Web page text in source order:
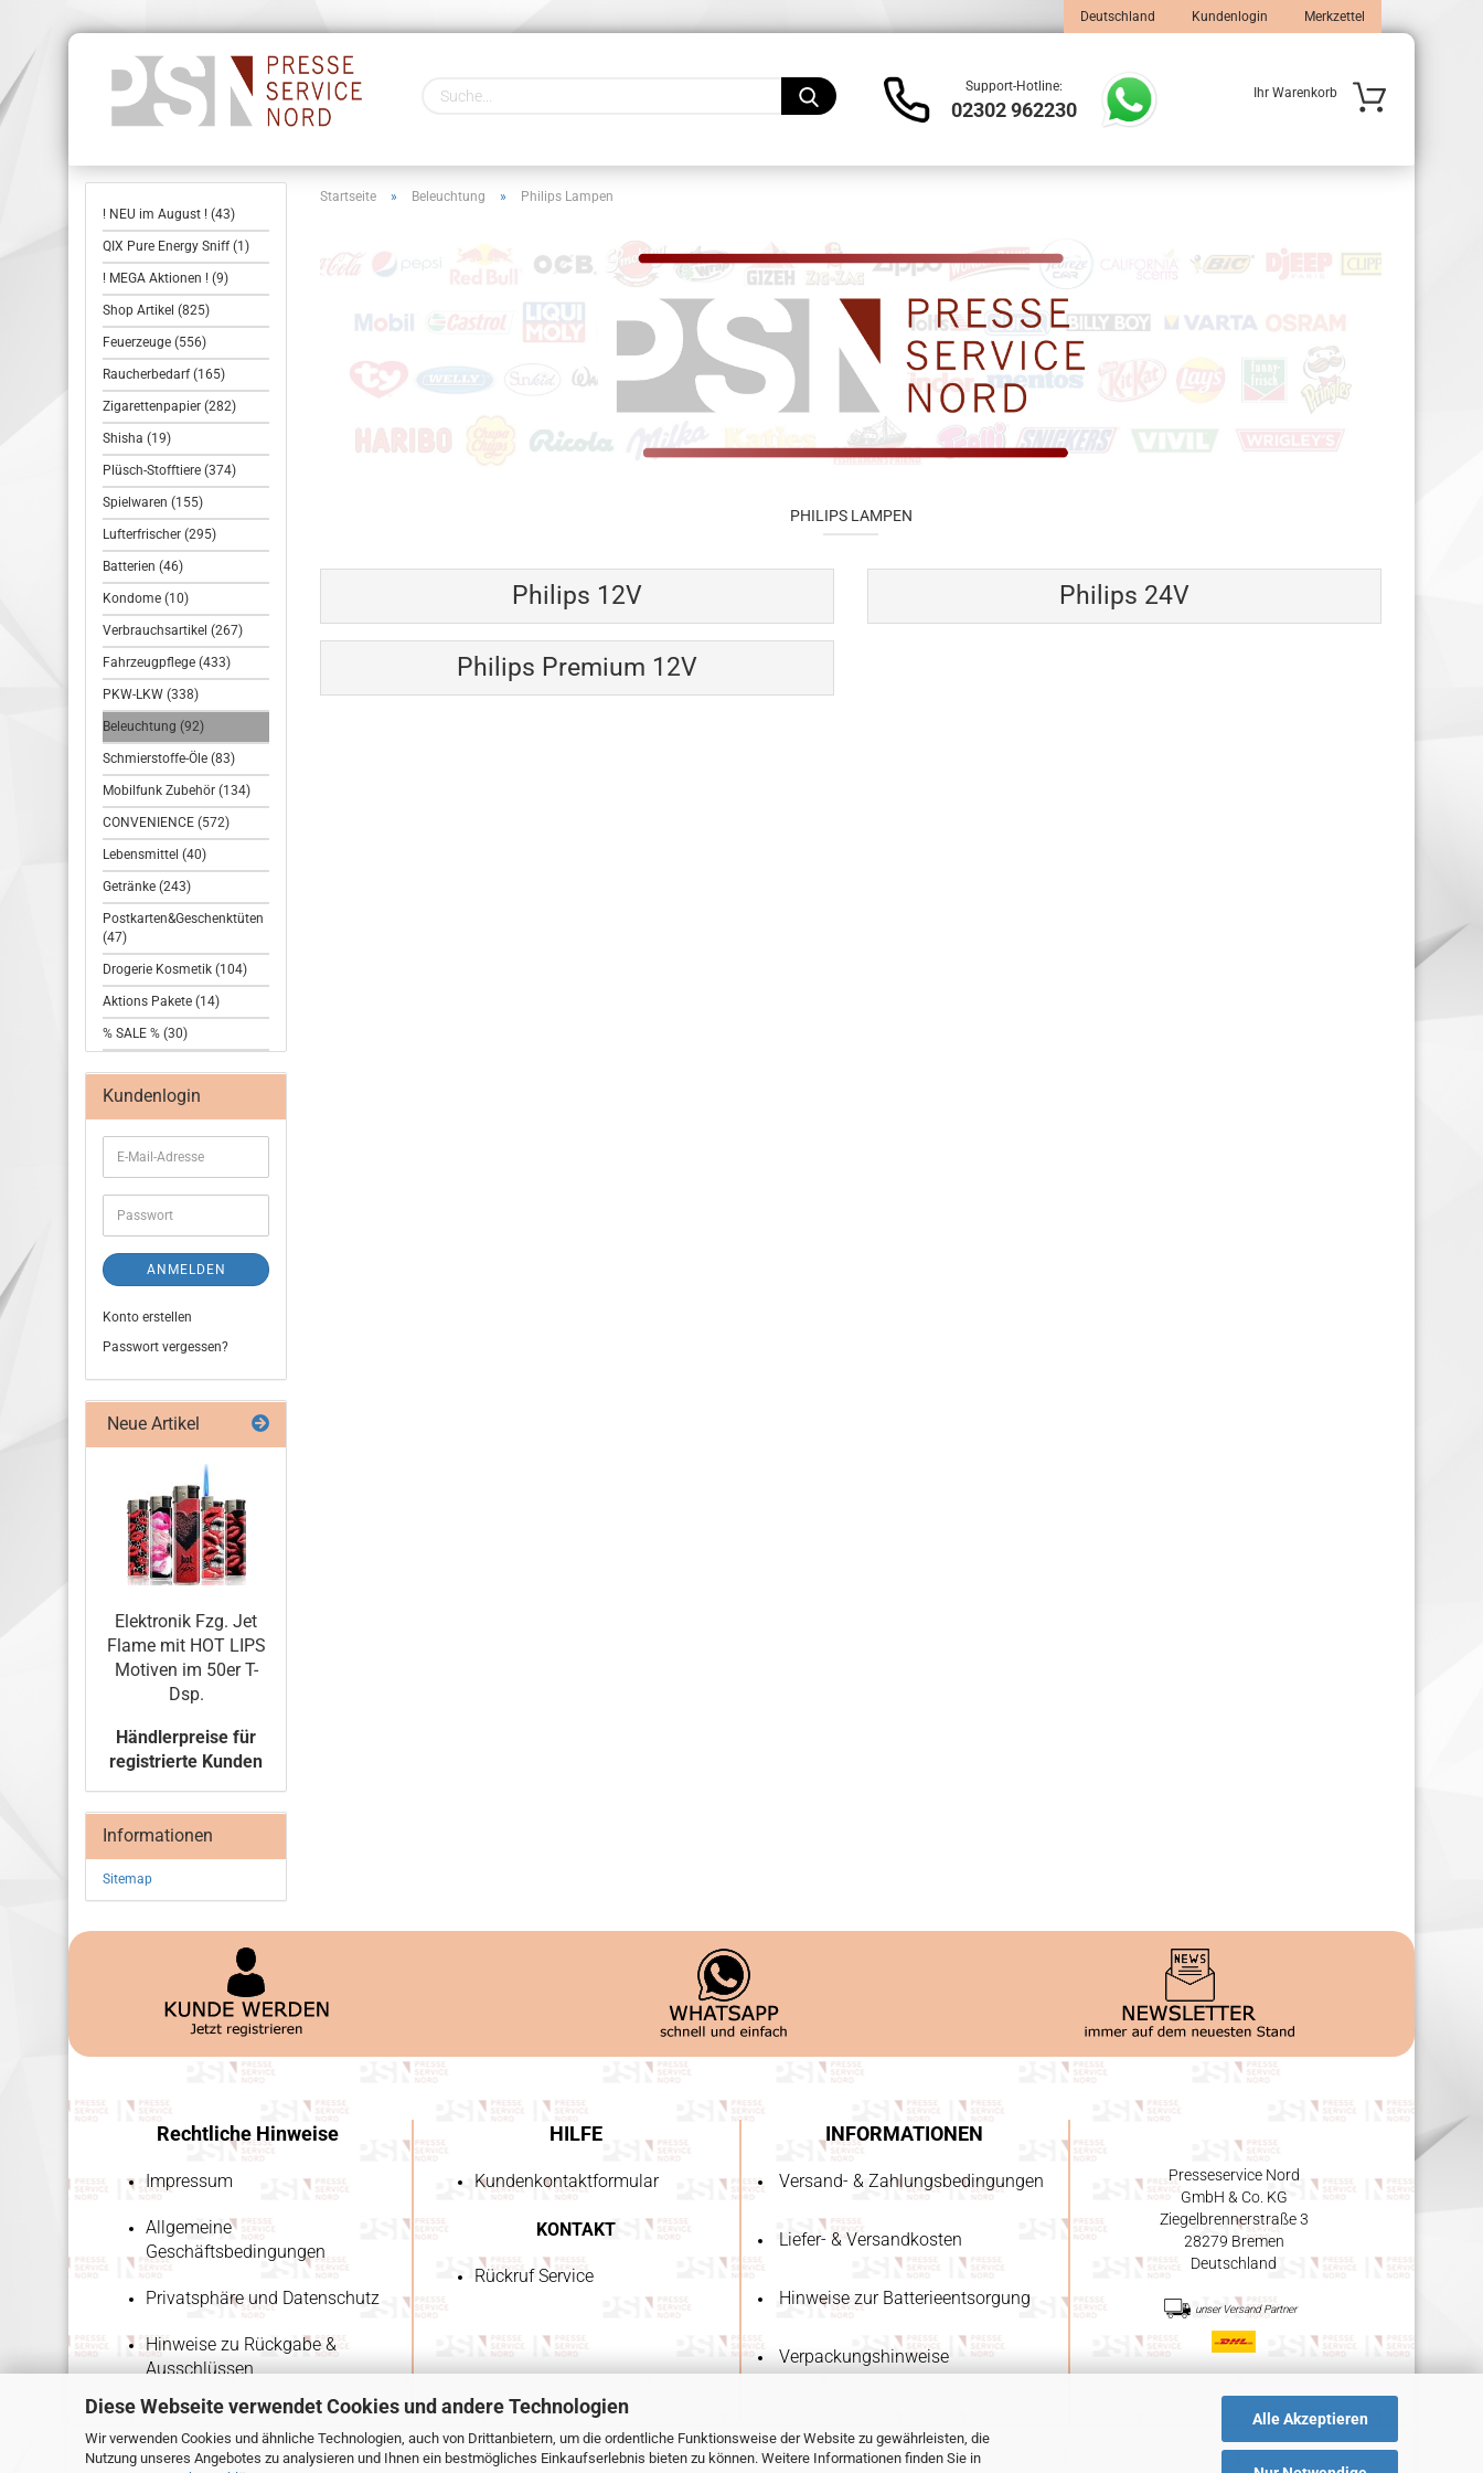
Diese Webseite verwendet Cookies und andere Technologien
Wir verwenden Cookies und ähnliche Technologien, auch von Drittanbietern, um die ordentliche Funktionsweise der Website zu gewährleisten, die
Nutzung unseres Angebotes zu analysieren und Ihnen ein bestmögliches Einkaufserlebnis bieten zu können. Weitere Informationen finden Sie in
Alle Akzeptieren
Deutschland Kundenlogin
Konto erstellen
Passwort vergessen?
Merkzettel
Support-Hotline:
02302 962230
Ihr Warenkorb
Startseite » Beleuchtung » Philips Lampen
PHILIPS LAMPEN
Philips 12V Philips 24V
Philips Premium 12V
! NEU im August ! (43)
QIX Pure Energy Sniff (1)
! MEGA Aktionen ! (9)
Shop Artikel (825)
Feuerzeuge (556)
Raucherbedarf (165)
Zigarettenpapier (282)
Shisha (19)
Plüsch-Stofftiere (374)
Spielwaren (155)
Lufterfrischer (295)
Batterien (46)
Kondome (10)
Verbrauchsartikel (267)
Fahrzeugpflege (433)
PKW-LKW (338)
Beleuchtung (92)
Schmierstoffe-Öle (83)
Mobilfunk Zubehör (134)
CONVENIENCE (572)
Lebensmittel (40)
Getränke (243)
Postkarten&Geschenktüten
(47)
Drogerie Kosmetik (104)
Aktions Pakete (14)
% SALE % (30)
Kundenlogin
ANMELDEN
Konto erstellen
Passwort vergessen?
Neue Artikel
Elek­tro­nik Fzg. Jet
Flame mit HOT LIPS
Mo­ti­ven im 50er T-
Dsp.
Händlerpreise für
registrierte Kunden
Informationen
Sitemap
Rechtliche Hinweise
Impressum
Allgemeine
Geschäftsbedingungen
Privatsphäre und Datenschutz
Hinweise zu Rückgabe &
Ausschlüssen
HILFE
Kundenkontaktformular
KONTAKT
Rückruf Service
INFORMATIONEN
Versand- & Zahlungsbedingungen
Liefer- & Versandkosten
Hinweise zur Batterieentsorgung
Verpackungshinweise
Presseservice Nord
GmbH & Co. KG
Ziegelbrennerstraße 3
28279 Bremen
Deutschland
unser Versand Partner
Internetshopby Gambio.de © 2023